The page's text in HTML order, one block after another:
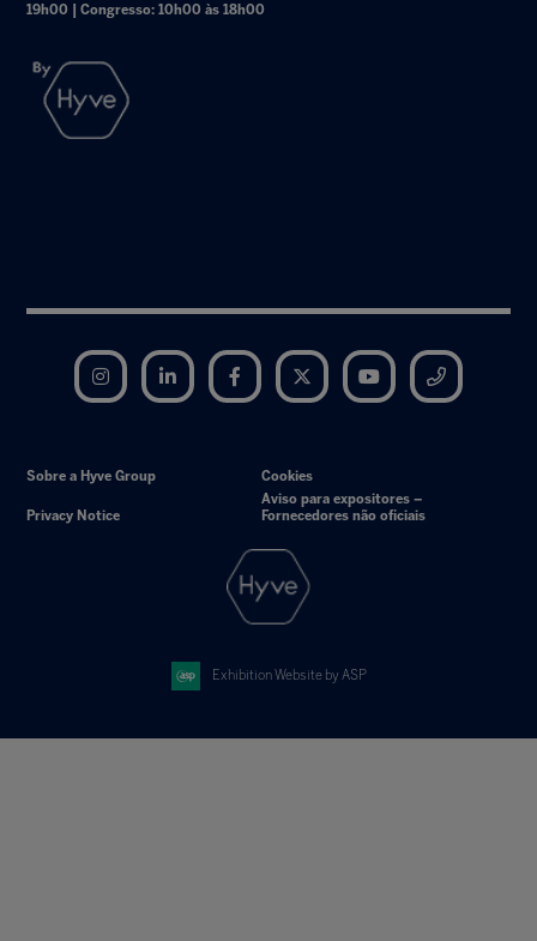
19h00 | Congresso: 10h00 às 18h00
Instagram LinkedIn Facebook Twitter YouTube
Sobre a Hyve Group Cookies
Privacy Notice
Aviso para expositores –
Fornecedores não oficiais
Exhibition Website by ASP